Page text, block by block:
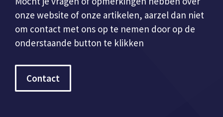
onze website of onze artikelen, aarzel dan niet
om contact met ons op te nemen door op de
onderstaande button te klikken
Contact